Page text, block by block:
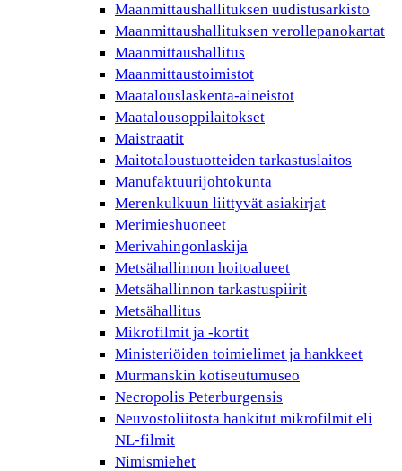
Maanmittaushallituksen uudistusarkisto
Maanmittaushallituksen verollepanokartat
Maanmittaushallitus
Maanmittaustoimistot
Maatalouslaskenta-aineistot
Maatalousoppilaitokset
Maistraatit
Maitotaloustuotteiden tarkastuslaitos
Manufaktuurijohtokunta
Merenkulkuun liittyvät asiakirjat
Merimieshuoneet
Merivahingonlaskija
Metsähallinnon hoitoalueet
Metsähallinnon tarkastuspiirit
Metsähallitus
Mikrofilmit ja -kortit
Ministeriöiden toimielimet ja hankkeet
Murmanskin kotiseutumuseo
Necropolis Peterburgensis
Neuvostoliitosta hankitut mikrofilmit eli
NL-filmit
Nimismiehet